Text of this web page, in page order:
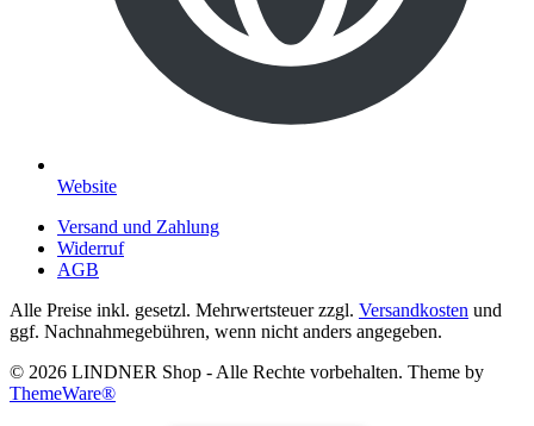
Website
Versand und Zahlung
Widerruf
AGB
Alle Preise inkl. gesetzl. Mehrwertsteuer zzgl. Versandkosten und
ggf. Nachnahmegebühren, wenn nicht anders angegeben.
© 2026 LINDNER Shop - Alle Rechte vorbehalten. Theme by
ThemeWare®